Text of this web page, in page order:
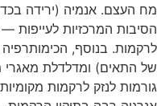
מח העצם. אנמיה (ירידה
הסיבות המרכזיות לעייפות
לרקמות. בנוסף, הכימותרפיה
גורמות לנזק לרקמות